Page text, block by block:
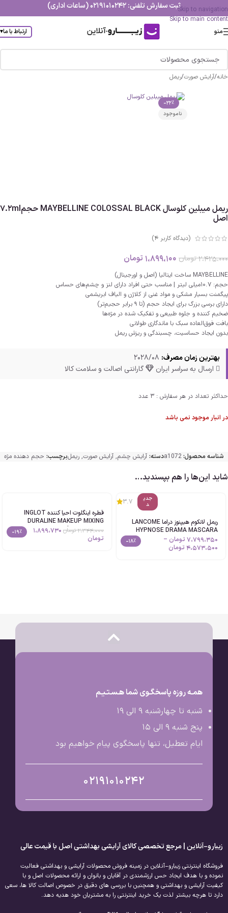
Skip to navigation
Skip to main content
ثبت سفارش تلفنی: 02191010242 (ساعات اداری)
منو ارتباط با ما▾
خانه/آرایش صورت/ریمل
-22%
ناموجود
ریمل میبلین کلوسال MAYBELLINE COLOSSAL BLACK حجم7.2ml
اصل
(دیدگاه کاربر 4
)
2،425،000تومان 1،899،100 تومان
MAYBELLINE ساخت ایتالیا (اصل و اورجینال)
حجم: 10.7میلی لیتر | مناسب حتی افراد دارای لنز و چشم‌های حساس
پیگمنت بسیار مشکی و مواد غنی از کلاژن و الیاف ابریشمی
دارای برسی بزرگ برای ایجاد حجم (تا 9 برابر حجیم‌تر)
ضخیم کننده و جلوه طبیعی و تفکیک شده در مژه‌ها
بافت فوق‌العاده سبک با ماندگاری طولانی
بدون ایجاد حساسیت، چسبندگی و ریزش ریمل
بهترین زمان مصرف:
ارسال به سراسر ایران
گارانتی اصالت و سلامت کالا
حداکثر تعداد در هر سفارش : 3 عدد
در انبار موجود نمی باشد
شناسه محصول:a1072دسته: آرایش چشم, آرایش صورت, ریملبرچسب: حجم دهنده مژه
شاید این‌ها را هم بپسندید…
جدی
د
3.7
ریمل لانکوم هیپنوز دراما LANCOME
HYPNOSE DRAMA MASCARA
اصل
7،799،350 تومان –
4،573،500 تومان
-18%
قطره اینگلوت احیا کننده INGLOT
DURALINE MAKEUP MIXING
LIQUID حجم 9ml اصل
2،344،000تومان 1،899،730
تومان
-19%
همـه روزه پاسخگـوی شما هـسـتـیـم
شنبه تا چهارشنبه 9 الی ۱۹
پنج شنبه 9 الی ۱۵
ایام تعطیل، تنها پاسخگوی پیام خواهیم بود
02191010242
زیبارو-آنلاین | مرجع تخصصی کالای آرایشی بهداشتی اصل با قیمت عالی
فروشگاه اینترنتی زیبارو-آنلاین در زمینه فروش محصولات آرایشی و بهداشتی فعالیت
نموده و با هدف ایجاد حس ارزشمندی در آقایان و بانوان و ارائه محصولات اصل و با
کیفیت آرایشی و بهداشتی و همچنین با بررسی های دقیق در خصوص اصالت کالا ها، سعی
دارد تا هرچه بیشتر لذت یک خرید اینترنتی را به مشتریان خود هدیه دهد.